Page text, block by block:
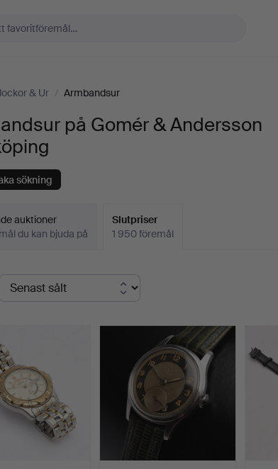
& Ur / Armbandsur
på Gomér & Andersson
sökning
auktioner
du kan bjuda på
Slutpriser
1 950 föremål